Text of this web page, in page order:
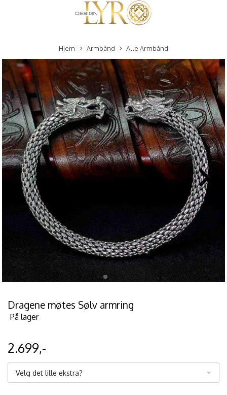
Hjem Armbånd Alle Armbånd
Dragene møtes Sølv armring
På lager
2.699,-
Velg det lille ekstra?